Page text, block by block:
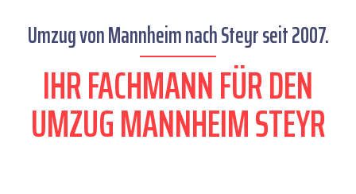
Umzug von Mannheim nach Steyr seit 2007.
IHR FACHMANN FÜR DEN
UMZUG MANNHEIM STEYR